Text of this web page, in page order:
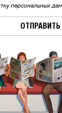
персональных
ОТПРАВИТЬ